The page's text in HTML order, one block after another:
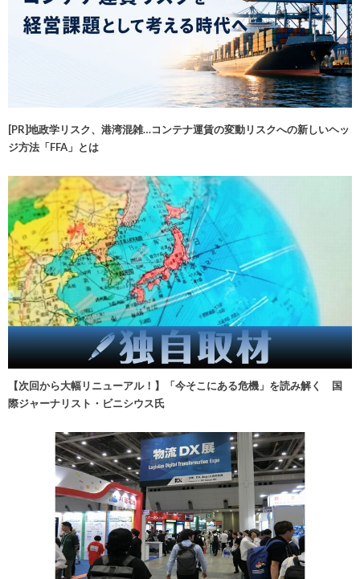
[PR]地政学リスク、港湾混雑…コンテナ運賃の変動リスクへの新しいヘッ
ジ方法「FFA」とは
【次回から大幅リニューアル！】「今そこにある危機」を読み解く 国
際ジャーナリスト・ビニシウス氏